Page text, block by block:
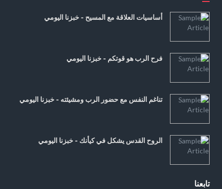
أساسيات العلاقة مع المسيح - خبزنا اليومي
فرح الرب هو قوتكم - خبزنا اليومي
تناغم النفس مع حضور الرب ومشيئته - خبزنا اليومي
الروح القدس يشكل في كيأنك - خبزنا اليومي
تابعنا